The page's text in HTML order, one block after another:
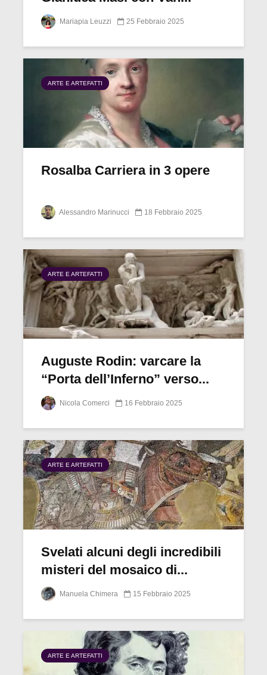
Mariapia Leuzzi 25 Febbraio 2025
ARTE E ARTEFATTI
Rosalba Carriera in 3 opere
Alessandro Marinucci 18 Febbraio 2025
ARTE E ARTEFATTI
Auguste Rodin: varcare la
“Porta dell’Inferno” verso...
Nicola Comerci 16 Febbraio 2025
ARTE E ARTEFATTI
Svelati alcuni degli incredibili
misteri del mosaico di...
Manuela Chimera 15 Febbraio 2025
ARTE E ARTEFATTI